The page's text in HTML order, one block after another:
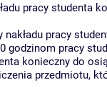
pracy studenta
pracy
godzinom pracy
konieczny do
przedmiotu,